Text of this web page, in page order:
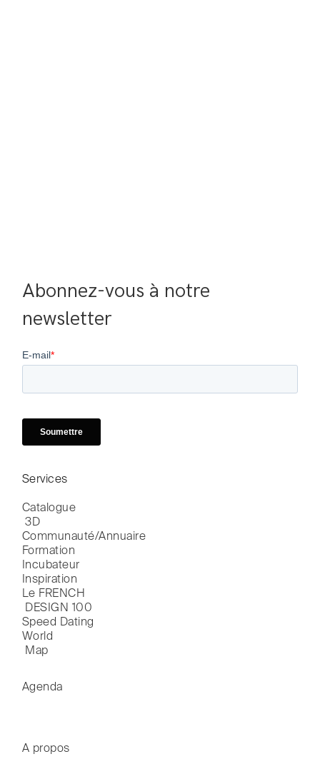
Abonnez-vous à notre
newsletter
Services
Catalogue
3D
Communauté/Annuaire
Formation
Incubateur
Inspiration
Le FRENCH
DESIGN 100
Speed Dating
World
Map
Agenda
A propos